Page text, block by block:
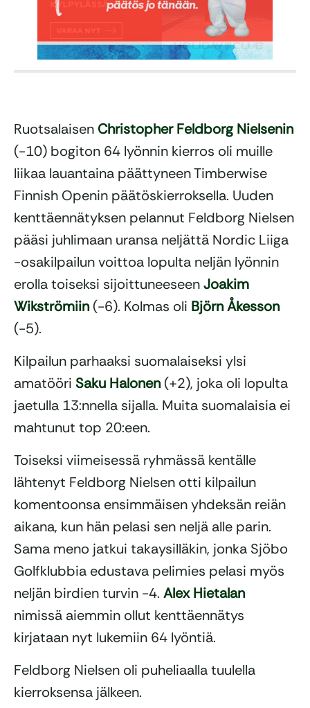
Ruotsalaisen Christopher Feldborg Nielsenin
(-10) bogiton 64 lyönnin kierros oli muille
liikaa lauantaina päättyneen Timberwise
Finnish Openin päätöskierroksella. Uuden
kenttäennätyksen pelannut Feldborg Nielsen
pääsi juhlimaan uransa neljättä Nordic Liiga
-osakilpailun voittoa lopulta neljän lyönnin
erolla toiseksi sijoittuneeseenJoakim
Wikströmiin(-6). Kolmas oli Björn Åkesson
(-5).
Kilpailun parhaaksi suomalaiseksi ylsi
amatööri Saku Halonen(+2), joka oli lopulta
jaetulla 13:nnella sijalla. Muita suomalaisia ei
mahtunut top 20:een.
Toiseksi viimeisessä ryhmässä kentälle
lähtenyt Feldborg Nielsen otti kilpailun
komentoonsa ensimmäisen yhdeksän reiän
aikana, kun hän pelasi sen neljä alle parin.
Sama meno jatkui takaysilläkin, jonka Sjöbo
Golfklubbia edustava pelimies pelasi myös
neljän birdien turvin -4. Alex Hietalan
nimissä aiemmin ollut kenttäennätys
kirjataan nyt lukemiin 64 lyöntiä.
Feldborg Nielsen oli puheliaalla tuulella
kierroksensa jälkeen.